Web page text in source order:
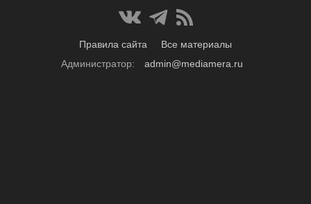
Правила сайта
Все материалы
Администратор:
admin@mediamera.ru